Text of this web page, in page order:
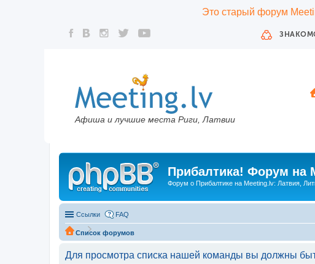
Это старый форум
Афиша и лучшие места Риги, Латвии
Прибалтика! Форум на
Форум о Прибалтике на Meeting.lv: Латвия,
Ссылки FAQ
Список форумов
Для просмотра списка нашей команды вы должны